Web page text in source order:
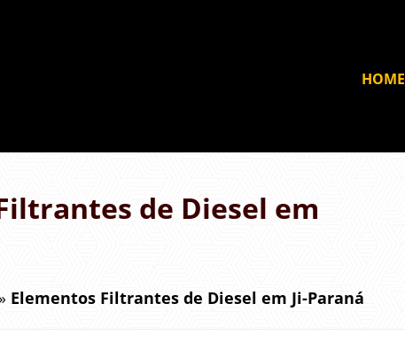
HOME
de Diesel em
Elementos Filtrantes de Diesel em Ji-Paraná